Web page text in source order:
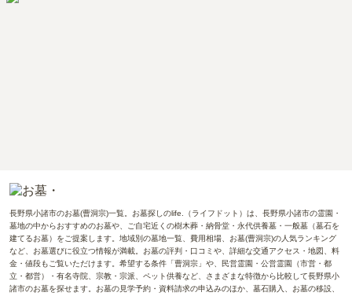
長野県小諸市のお墓(曹洞宗)一覧。お墓探しのlife.（ライフドット）は、長野県小諸市の霊園・
墓地の中からおすすめのお墓や、ご自宅近くの樹木葬・納骨堂・永代供養墓・一般墓（墓石を
建てるお墓）をご提案します。地域別の墓地一覧、費用相場、お墓(曹洞宗)の人気ランキング
など、お墓選びに役立つ情報が満載。お墓の評判・口コミや、詳細な交通アクセス・地図、料
金・値段もご覧いただけます。希望する条件「曹洞宗」や、民営霊園・公営霊園（市営・都
立・都営）・有名寺院、宗教・宗派、ペット供養など、さまざまな特徴から比較して長野県小
諸市のお墓を探せます。お墓の見学予約・資料請求の申込みのほか、墓石購入、お墓の移設、